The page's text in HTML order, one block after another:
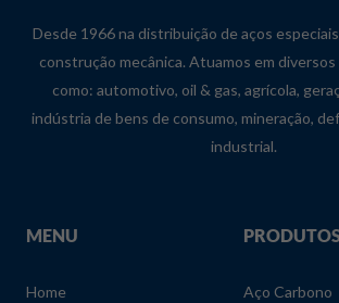
Desde 1966 na distribuição de aços
construção mecânica. Atuamos em
como: automotivo, oil & gas, agrícola,
indústria de bens de consumo, mineração,
industrial.
MENU
Home Aço Carbono